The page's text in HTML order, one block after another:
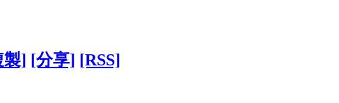
製] [分享] [RSS]